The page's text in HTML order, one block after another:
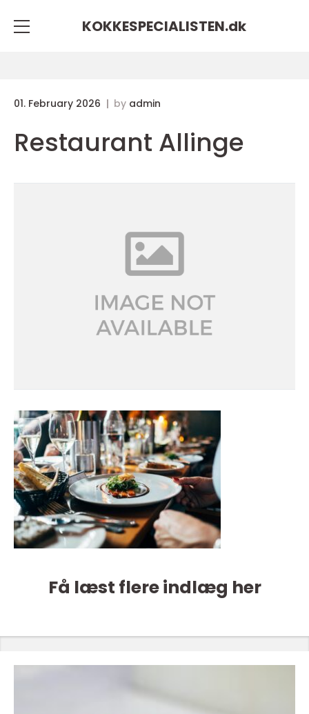
KOKKESPECIALISTEN.dk
01. February 2026 by admin
Restaurant Allinge
Få læst flere indlæg her